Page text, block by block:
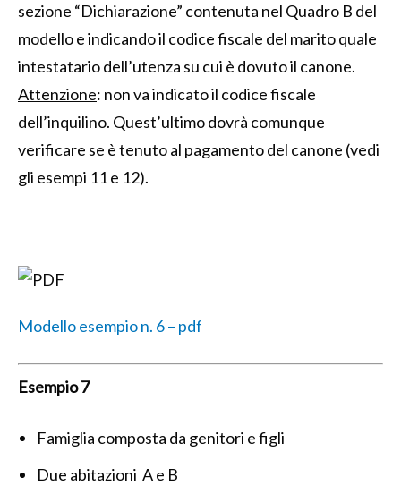
sezione “Dichiarazione” contenuta nel Quadro B del
modello e indicando il codice fiscale del marito quale
intestatario dell’utenza su cui è dovuto il canone.
Attenzione: non va indicato il codice fiscale
dell’inquilino. Quest’ultimo dovrà comunque
verificare se è tenuto al pagamento del canone (vedi
gli esempi 11 e 12).
Modello esempio n. 6 – pdf
Esempio 7
Famiglia composta da genitori e figli
Due abitazioni A e B